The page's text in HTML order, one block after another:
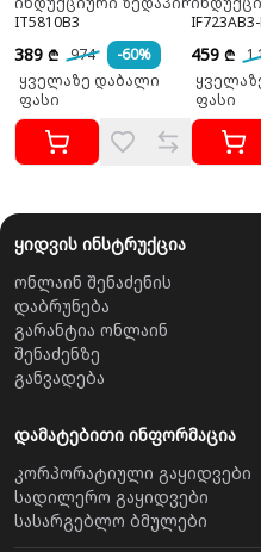
IT5810B3
389 ₾ 974
-60%
ყველაზე დაბალი
ფასი
459 ₾ 1
ფასი
ყიდვის ინსტრუქცია
ონლაინ შენაძენის
დაბრუნება
გარანტია ონლაინ
შენაძენზე
განვადება
დამატებითი ინფორმაცია
კორპორატიული გაყიდვები
სადილერო გაყიდვები
სასარგებლო ბმულები